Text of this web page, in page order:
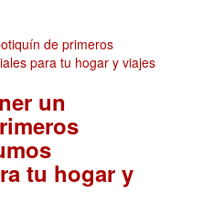
un
tu hogar y